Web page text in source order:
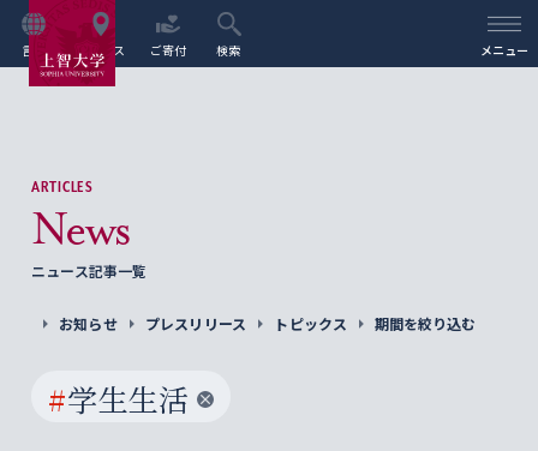
言語 アクセス ご寄付 検索 メニュー
ARTICLES
News
ニュース記事一覧
お知らせ プレスリリース トピックス 期間を絞り込む
#学生生活